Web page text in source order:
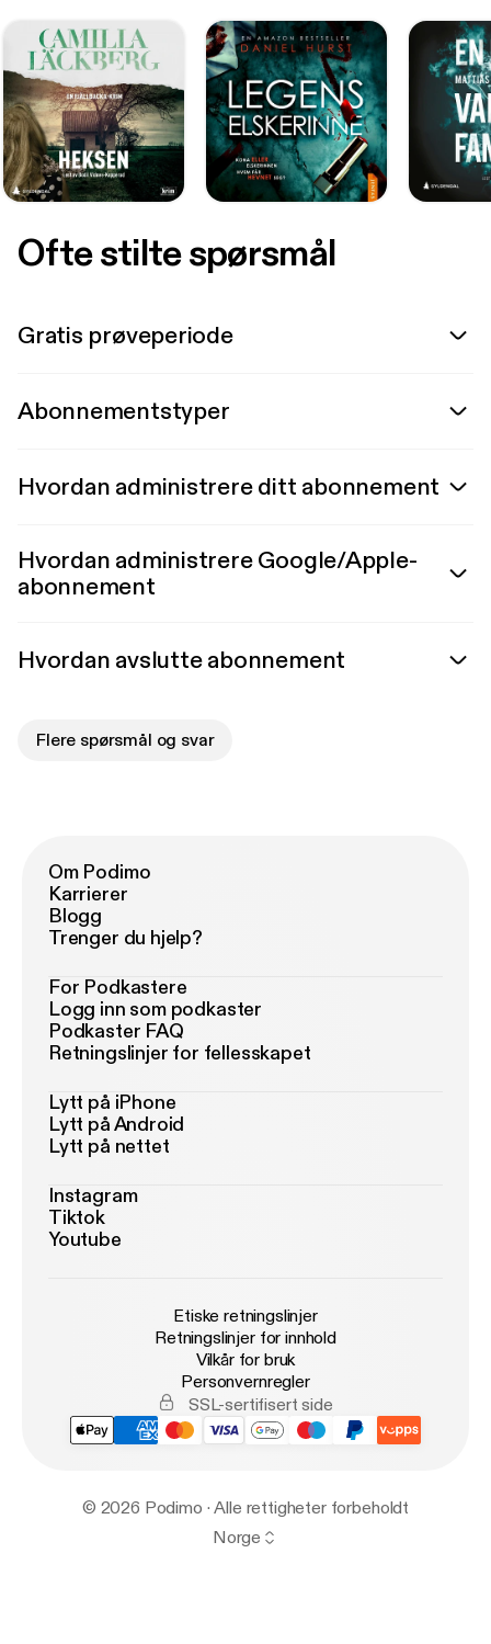
Ofte stilte spørsmål
Gratis prøveperiode
Abonnementstyper
Hvordan administrere ditt abonnement
Hvordan administrere Google/Apple-
abonnement
Hvordan avslutte abonnement
Flere spørsmål og svar
Om Podimo
Karrierer
Blogg
Trenger du hjelp?
For Podkastere
Logg inn som podkaster
Podkaster FAQ
Retningslinjer for fellesskapet
Lytt på iPhone
Lytt på Android
Lytt på nettet
Instagram
Tiktok
Youtube
Etiske retningslinjer
Retningslinjer for innhold
Vilkår for bruk
Personvernregler
SSL-sertifisert side
© 2026 Podimo · Alle rettigheter forbeholdt
Norge